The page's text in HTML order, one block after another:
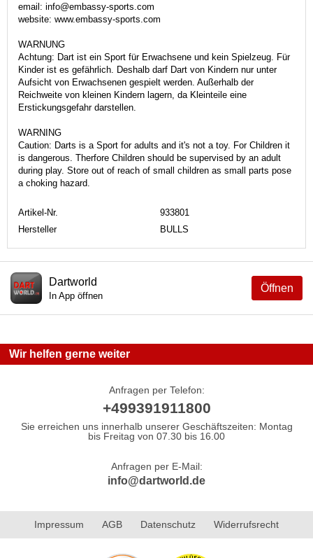
email: info@embassy-sports.com
website: www.embassy-sports.com
WARNUNG
Achtung: Dart ist ein Sport für Erwachsene und kein Spielzeug. Für
Kinder ist es gefährlich. Deshalb darf Dart von Kindern nur unter
Aufsicht von Erwachsenen gespielt werden. Außerhalb der
Reichweite von kleinen Kindern lagern, da Kleinteile eine
Erstickungsgefahr darstellen.
WARNING
Caution: Darts is a Sport for adults and it's not a toy. For Children it
is dangerous. Therfore Children should be supervised by an adult
during play. Store out of reach of small children as small parts pose
a choking hazard.
Artikel-Nr.
933801
Hersteller
BULLS
Öffnen
Dartworld
In App öffnen
Wir helfen gerne weiter
Anfragen per Telefon:
+499391911800
Sie erreichen uns innerhalb unserer Geschäftszeiten: Montag
bis Freitag von 07.30 bis 16.00
Anfragen per E-Mail:
info@dartworld.de
Impressum AGB Datenschutz Widerrufsrecht